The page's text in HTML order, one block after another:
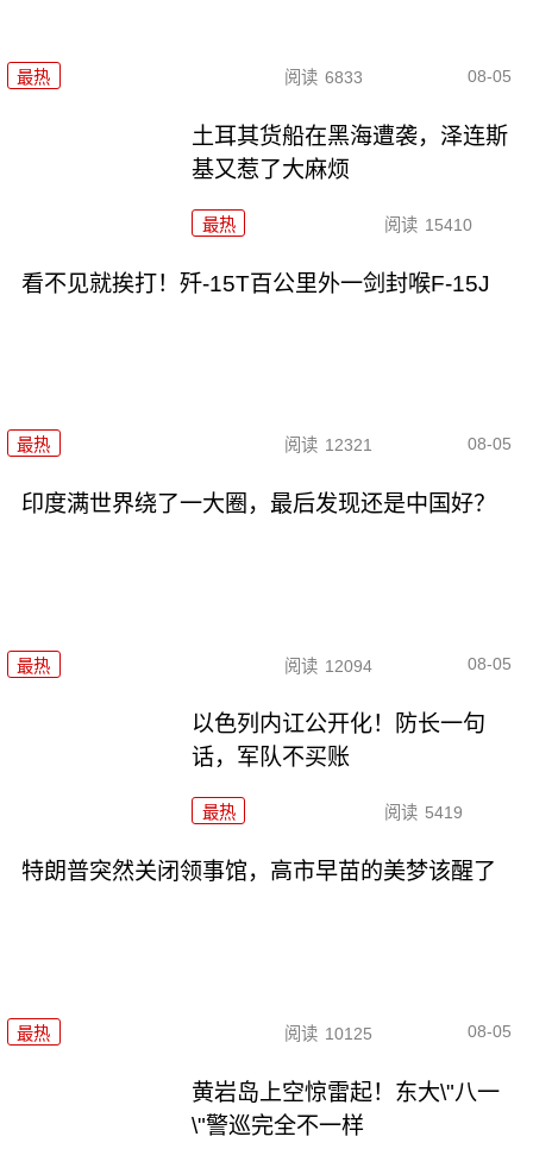
最热 阅读 6833 08-05
土耳其货船在黑海遭袭，泽连斯
基又惹了大麻烦
最热 阅读 15410
看不见就挨打！歼-15T百公里外一剑封喉F-15J
最热 阅读 12321 08-05
印度满世界绕了一大圈，最后发现还是中国好？
最热 阅读 12094 08-05
以色列内讧公开化！防长一句
话，军队不买账
最热 阅读 5419
特朗普突然关闭领事馆，高市早苗的美梦该醒了
最热 阅读 10125 08-05
黄岩岛上空惊雷起！东大\"八一
\"警巡完全不一样